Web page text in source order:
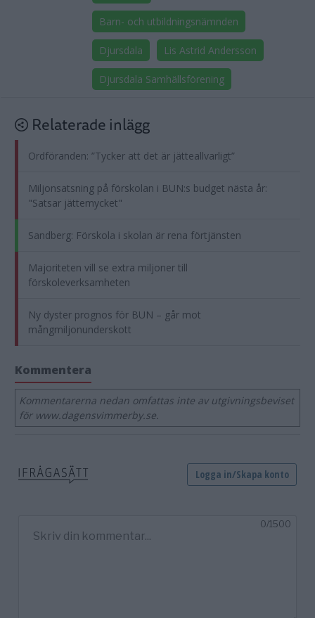
Barn- och utbildningsnämnden
Djursdala Lis Astrid Andersson
Djursdala Samhällsförening
Relaterade inlägg
Ordföranden: ”Tycker att det är jätteallvarligt”
Miljonsatsning på förskolan i BUN:s budget nästa år:
"Satsar jättemycket"
Sandberg: Förskola i skolan är rena förtjänsten
Majoriteten vill se extra miljoner till
förskoleverksamheten
Ny dyster prognos för BUN – går mot
mångmiljonunderskott
Kommentera
Kommentarerna nedan omfattas inte av utgivningsbeviset
för www.dagensvimmerby.se.